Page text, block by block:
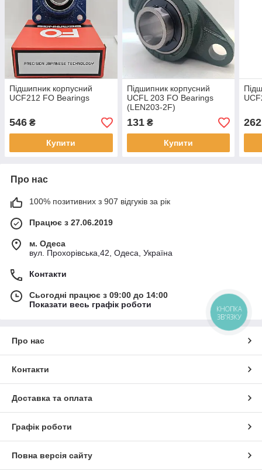
Підшипник корпусний
UCF212 FO Bearings
546 ₴
Купити
Підшипник корпусний
UCFL 203 FO Bearings
(LEN203-2F)
131₴
Купити
262
Про нас
100% позитивних з 907 відгуків за рік
Працює з 27.06.2019
м. Одеса
вул. Прохорівська,42, Одеса, Україна
Контакти
Сьогодні працює з 09:00 до 14:00
Показати весь графік роботи
Про нас
Контакти
Доставка та оплата
Графік роботи
Повна версія сайту
КНОПКА
ЗВ'ЯЗКУ